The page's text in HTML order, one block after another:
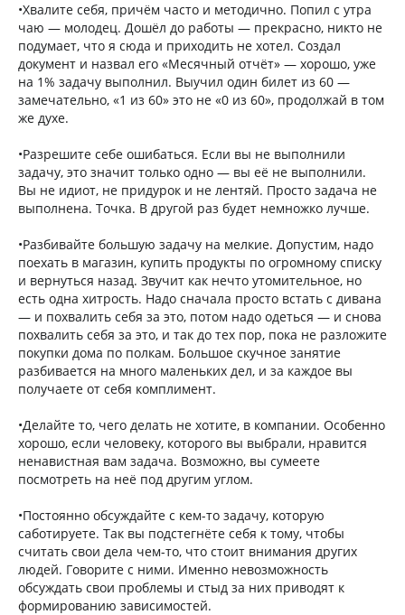
•Хвалите себя, причём часто и методично. Попил с утра
чаю — молодец. Дошёл до работы — прекрасно, никто не
подумает, что я сюда и приходить не хотел. Создал
документ и назвал его «Месячный отчёт» — хорошо, уже
на 1% задачу выполнил. Выучил один билет из 60 —
замечательно, «1 из 60» это не «0 из 60», продолжай в том
же духе.
•Разрешите себе ошибаться. Если вы не выполнили
задачу, это значит только одно — вы её не выполнили.
Вы не идиот, не придурок и не лентяй. Просто задача не
выполнена. Точка. В другой раз будет немножко лучше.
•Разбивайте большую задачу на мелкие. Допустим, надо
поехать в магазин, купить продукты по огромному списку
и вернуться назад. Звучит как нечто утомительное, но
есть одна хитрость. Надо сначала просто встать с дивана
— и похвалить себя за это, потом надо одеться — и снова
похвалить себя за это, и так до тех пор, пока не разложите
покупки дома по полкам. Большое скучное занятие
разбивается на много маленьких дел, и за каждое вы
получаете от себя комплимент.
•Делайте то, чего делать не хотите, в компании. Особенно
хорошо, если человеку, которого вы выбрали, нравится
ненавистная вам задача. Возможно, вы сумеете
посмотреть на неё под другим углом.
•Постоянно обсуждайте с кем-то задачу, которую
саботируете. Так вы подстегнёте себя к тому, чтобы
считать свои дела чем-то, что стоит внимания других
людей. Говорите с ними. Именно невозможность
обсуждать свои проблемы и стыд за них приводят к
формированию зависимостей.